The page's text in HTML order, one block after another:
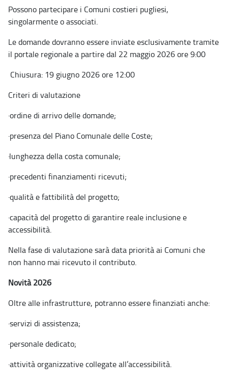
Possono partecipare i Comuni costieri pugliesi,
singolarmente o associati.
Le domande dovranno essere inviate esclusivamente tramite
il portale regionale a partire dal 22 maggio 2026 ore 9:00
Chiusura: 19 giugno 2026 ore 12:00
Criteri di valutazione
·ordine di arrivo delle domande;
·presenza del Piano Comunale delle Coste;
·lunghezza della costa comunale;
·precedenti finanziamenti ricevuti;
·qualità e fattibilità del progetto;
·capacità del progetto di garantire reale inclusione e
accessibilità.
Nella fase di valutazione sarà data priorità ai Comuni che
non hanno mai ricevuto il contributo.
Novità 2026
Oltre alle infrastrutture, potranno essere finanziati anche:
·servizi di assistenza;
·personale dedicato;
·attività organizzative collegate all’accessibilità.